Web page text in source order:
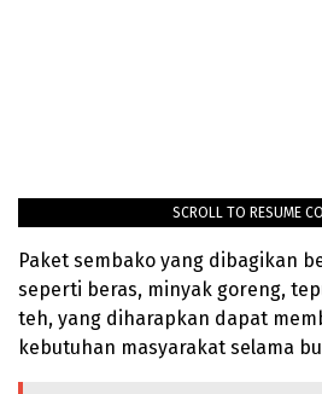
SCROLL TO RESUME
Paket sembako yang dibagikan
seperti beras, minyak goreng,
teh, yang diharapkan dapat
kebutuhan masyarakat selama